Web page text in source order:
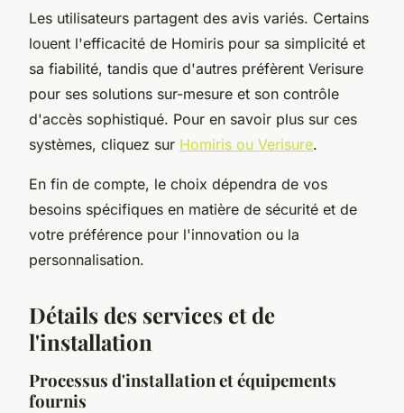
Les utilisateurs partagent des avis variés. Certains
louent l'efficacité de Homiris pour sa simplicité et
sa fiabilité, tandis que d'autres préfèrent Verisure
pour ses solutions sur-mesure et son contrôle
d'accès sophistiqué. Pour en savoir plus sur ces
systèmes, cliquez sur Homiris ou Verisure.
En fin de compte, le choix dépendra de vos
besoins spécifiques en matière de sécurité et de
votre préférence pour l'innovation ou la
personnalisation.
Détails des services et de
l'installation
Processus d'installation et équipements
fournis